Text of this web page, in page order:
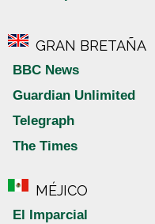
GRAN BRETAÑA
BBC News
Guardian Unlimited
Telegraph
The Times
MÉJICO
El Imparcial